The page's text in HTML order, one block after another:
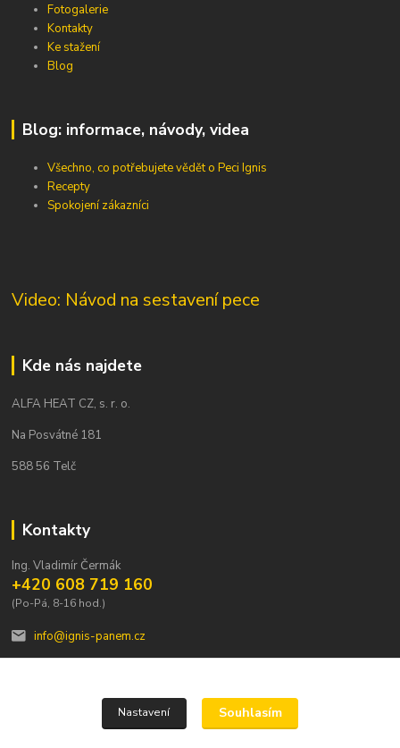
Fotogalerie
Kontakty
Ke stažení
Blog
Blog: informace, návody, videa
Všechno, co potřebujete vědět o Peci Ignis
Recepty
Spokojení zákazníci
Video: Návod na sestavení pece
Kde nás najdete
ALFA HEAT CZ, s. r. o.
Na Posvátné 181
588 56 Telč
Kontakty
Ing. Vladimír Čermák
+420 608 719 160
(Po-Pá, 8-16 hod.)
info@ignis-panem.cz
Nastavení Souhlasím